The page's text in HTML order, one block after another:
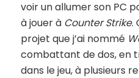
voir un allumer son PC
à jouer à Counter Strike.
projet que j’ai nommé
combattant de dos, en
dans le jeu, à plusieurs